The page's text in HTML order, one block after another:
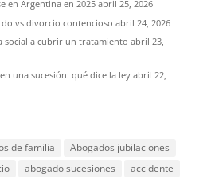
en Argentina en 2025 abril 25, 2026
vs divorcio contencioso abril 24, 2026
social a cubrir un tratamiento abril 23,
una sucesión: qué dice la ley abril 22,
de familia
Abogados jubilaciones
abogado sucesiones
accidente